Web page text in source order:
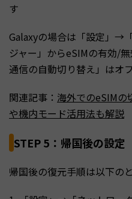
す
Galaxyの場合は「設定」→
ジャー」からeSIMの有効/
通信の自動切り替え」はオ
関連記事： 海外でのeSIMの
や機内モード活用法も解説
STEP 5：帰国後の設定
帰国後の復元手順は以下の